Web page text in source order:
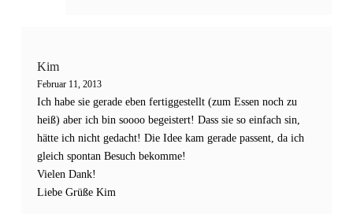
Kim
Februar 11, 2013
Ich habe sie gerade eben fertiggestellt (zum Essen noch zu
heiß) aber ich bin soooo begeistert! Dass sie so einfach sin,
hätte ich nicht gedacht! Die Idee kam gerade passent, da ich
gleich spontan Besuch bekomme!
Vielen Dank!
Liebe Grüße Kim